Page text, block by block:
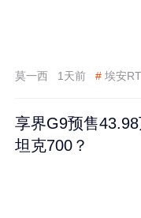
莫一西 1天前 # 埃安RT
享界G9预售
坦克700？